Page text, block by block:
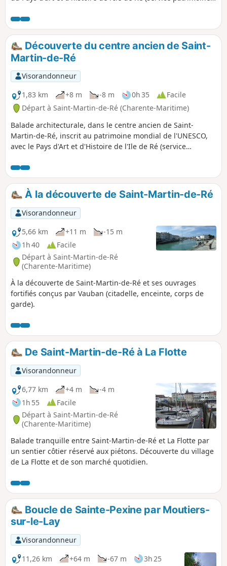
monuments et ces sites incontournables, vous découvrirez
les facettes de cette ville qui vous dévoilera quelques-uns
de ses secrets.
Découverte du centre ancien de Saint-
Martin-de-Ré
Visorandonneur
1,83 km
+8 m -8 m 0h 35
Facile
Départ à Saint-Martin-de-Ré (Charente-Maritime)
Balade architecturale, dans le centre ancien de Saint-
Martin-de-Ré, inscrit au patrimoine mondial de l'UNESCO,
avec le Pays d'Art et d'Histoire de l'Ile de Ré (service
À la découverte de Saint-Martin-de-Ré
Visorandonneur
5,66 km
+11 m
-15 m
1h 40
Facile
Départ à Saint-Martin-de-Ré
(Charente-Maritime)
À la découverte de Saint-Martin-de-Ré et ses ouvrages
fortifiés conçus par Vauban (citadelle, enceinte, corps de
garde).
De Saint-Martin-de-Ré à La Flotte
Visorandonneur
6,77 km
+4 m
-4 m
1h 55
Facile
Départ à Saint-Martin-de-Ré
(Charente-Maritime)
Balade tranquille entre Saint-Martin-de-Ré et La Flotte par
un sentier côtier réservé aux piétons. Découverte du village
de La Flotte et de son marché quotidien.
Boucle de Sainte-Pexine par Moutiers-
sur-le-Lay
Visorandonneur
11,26 km
+64 m -67 m
3h 25